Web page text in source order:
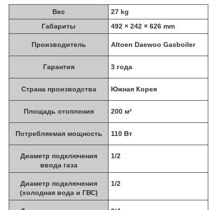
Вес
27 kg
Габариты
492 × 242 × 626 mm
Производитель Altoen Daewoo Gasboiler
Гарантия 3 года
Страна производства Южная Корея
Площадь отопления 200 м²
Потребляемая мощность 110 Вт
Диаметр подключения
ввода газа
1/2
Диаметр подключения
(холодная вода и ГВС)
1/2